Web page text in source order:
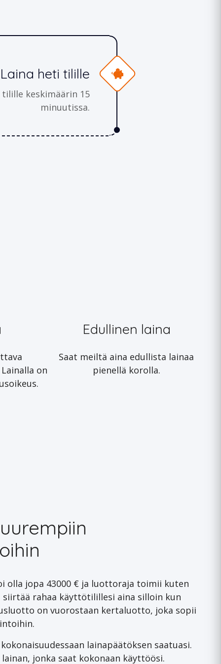
Laina heti tilille
tilille keskimäärin 15
minuutissa.
on
Edullinen laina
Saat meiltä aina edullista lainaa
pienellä korolla.
olla jopa 43000 € ja luottoraja toimii kuten
rahaa käyttötilillesi aina silloin kun
on vuorostaan kertaluotto, joka sopii
lainapäätöksen saatuasi.
jonka saat kokonaan käyttöösi.